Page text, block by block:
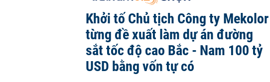
Khởi tố Chủ tịch Công ty Mekolor
từng đề xuất làm dự án đường
sắt tốc độ cao Bắc - Nam 100 tỷ
USD bằng vốn tự có